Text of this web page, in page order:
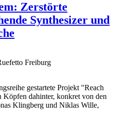
Zerstörte
Synthesizer und
Freiburg
gestartete Projekt "Reach
dahinter, konkret von den
Klingberg und Niklas Wille,